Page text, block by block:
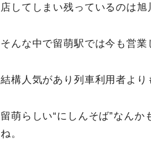
店してしまい残っているのは旭
そんな中で留萌駅では今も営業
結構人気があり列車利用者より
留萌らしい“にしんそば”なん
ね。